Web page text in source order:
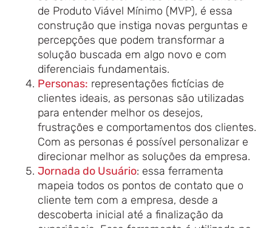
de Produto Viável Mínimo (MVP), é essa
construção que instiga novas perguntas e
percepções que podem transformar a
solução buscada em algo novo e com
diferenciais fundamentais.
Personas: representações fictícias de
clientes ideais, as personas são utilizadas
para entender melhor os desejos,
frustrações e comportamentos dos clientes.
Com as personas é possível personalizar e
direcionar melhor as soluções da empresa.
Jornada do Usuário: essa ferramenta
mapeia todos os pontos de contato que o
cliente tem com a empresa, desde a
descoberta inicial até a finalização da